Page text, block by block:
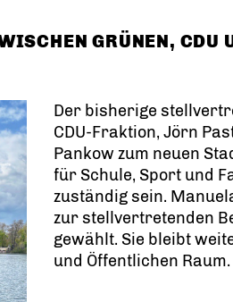
GRÜNEN, CDU
Der bisherige
CDU-Fraktion, Jörn
Pankow zum neuen
für Schule, Sport und
zuständig sein.
zur stellvertretenden
gewählt. Sie bleibt
und Öffentlichen Raum.